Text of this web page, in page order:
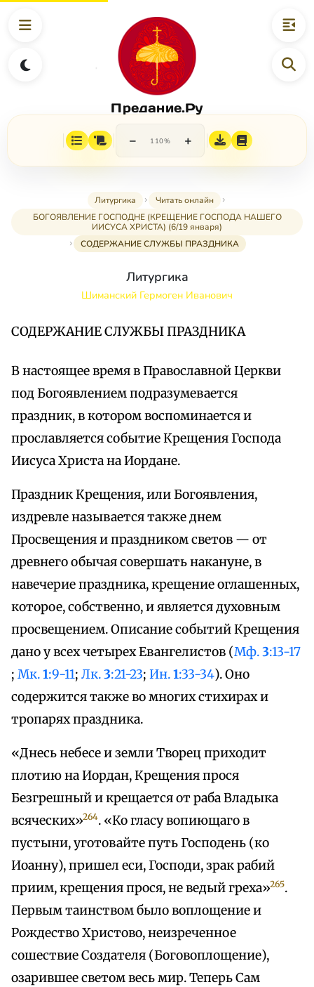
Предание.Ру
− 110% +
Литургика
Читать онлайн
БОГОЯВЛЕНИЕ ГОСПОДНЕ (КРЕЩЕНИЕ ГОСПОДА НАШЕГО
ИИСУСА ХРИСТА) (6/19 января)
СОДЕРЖАНИЕ СЛУЖБЫ ПРАЗДНИКА
Литургика
Шиманский Гермоген Иванович
СОДЕРЖАНИЕ СЛУЖБЫ ПРАЗДНИКА
В настоящее время в Православной Церкви
под Богоявлением подразумевается
праздник, в котором воспоминается и
прославляется событие Крещения Господа
Иисуса Христа на Иордане.
Праздник Крещения, или Богоявления,
издревле называется также днем
Просвещения и праздником светов — от
древнего обычая совершать накануне, в
навечерие праздника, крещение оглашенных,
которое, собственно, и является духовным
просвещением. Описание событий Крещения
дано у всех четырех Евангелистов (Мф.3:13-17
; Мк.1:9-11; Лк.3:21-23; Ин.1:33-34). Оно
содержится также во многих стихирах и
тропарях праздника.
«Днесь небесе и земли Творец приходит
плотию на Иордан, Крещения прося
Безгрешный и крещается от раба Владыка
всяческих»264. «Ко гласу вопиющаго в
пустыни, уготовайте путь Господень (ко
Иоанну), пришел еси, Господи, зрак рабий
приим, крещения прося, не ведый греха»265.
Первым таинством было воплощение и
Рождество Христово, неизреченное
сошествие Создателя (Боговоплощение),
озарившее светом весь мир. Теперь Сам